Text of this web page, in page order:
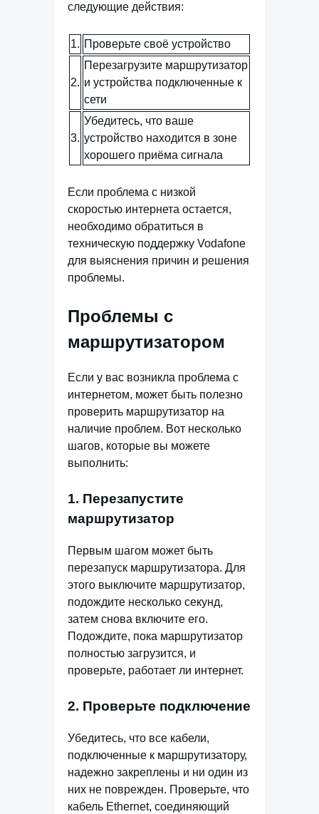
следующие действия:
1. Проверьте своё устройство
2.
Перезагрузите маршрутизатор
и устройства подключенные к
сети
3.
Убедитесь, что ваше
устройство находится в зоне
хорошего приёма сигнала
Если проблема с низкой
скоростью интернета остается,
необходимо обратиться в
техническую поддержку Vodafone
для выяснения причин и решения
проблемы.
Проблемы с
маршрутизатором
Если у вас возникла проблема с
интернетом, может быть полезно
проверить маршрутизатор на
наличие проблем. Вот несколько
шагов, которые вы можете
выполнить:
1. Перезапустите
маршрутизатор
Первым шагом может быть
перезапуск маршрутизатора. Для
этого выключите маршрутизатор,
подождите несколько секунд,
затем снова включите его.
Подождите, пока маршрутизатор
полностью загрузится, и
проверьте, работает ли интернет.
2. Проверьте подключение
Убедитесь, что все кабели,
подключенные к маршрутизатору,
надежно закреплены и ни один из
них не поврежден. Проверьте, что
кабель Ethernet, соединяющий